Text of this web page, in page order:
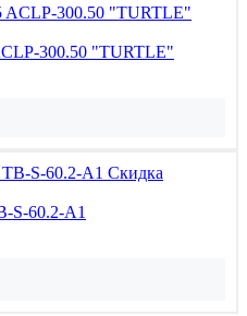
300.50 "TURTLE"
Скидка
60.2-A1